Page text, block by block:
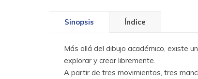
Sinopsis Índice
Más allá del dibujo académico, existe
explorar y crear libremente.
A partir de tres movimientos, tres